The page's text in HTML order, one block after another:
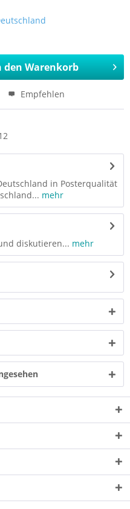
den Warenkorb
Empfehlen
in Posterqualität
mehr
diskutieren... mehr